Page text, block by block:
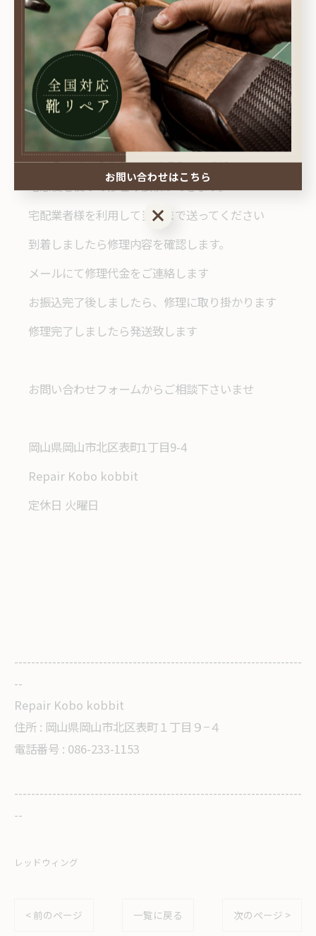
しております
【全国から郵送で修理のご依頼ができます】
靴の修理を出したくてもコロナの影響で店頭に持っ
ていきたくてもちょっと躊躇している方
宅急便を使って修理の依頼ができます。
宅配業者様を利用して当店まで送ってください
到着しましたら修理内容を確認します。
メールにて修理代金をご連絡します
お振込完了後しましたら、修理に取り掛かります
修理完了しましたら発送致します
お問い合わせフォームからご相談下さいませ
岡山県岡山市北区表町1丁目9-4
Repair Kobo kobbit
定休日 火曜日
--------------------------------------------------------------------
--
Repair Kobo kobbit
住所 : 岡山県岡山市北区表町１丁目９−４
電話番号 : 086-233-1153
--------------------------------------------------------------------
--
レッドウィング
< 前のページ 一覧に戻る 次のページ >
お問い合わせはこちら
お問い合わせはこちら